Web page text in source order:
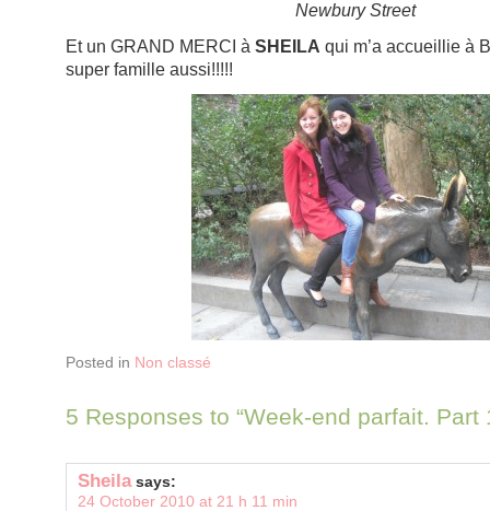
Newbury Street
Et un GRAND MERCI à SHEILA qui m’a accueillie à
super famille aussi!!!!!
Posted in Non classé
5 Responses to “Week-end parfait. Part
Sheila says:
24 October 2010 at 21 h 11 min